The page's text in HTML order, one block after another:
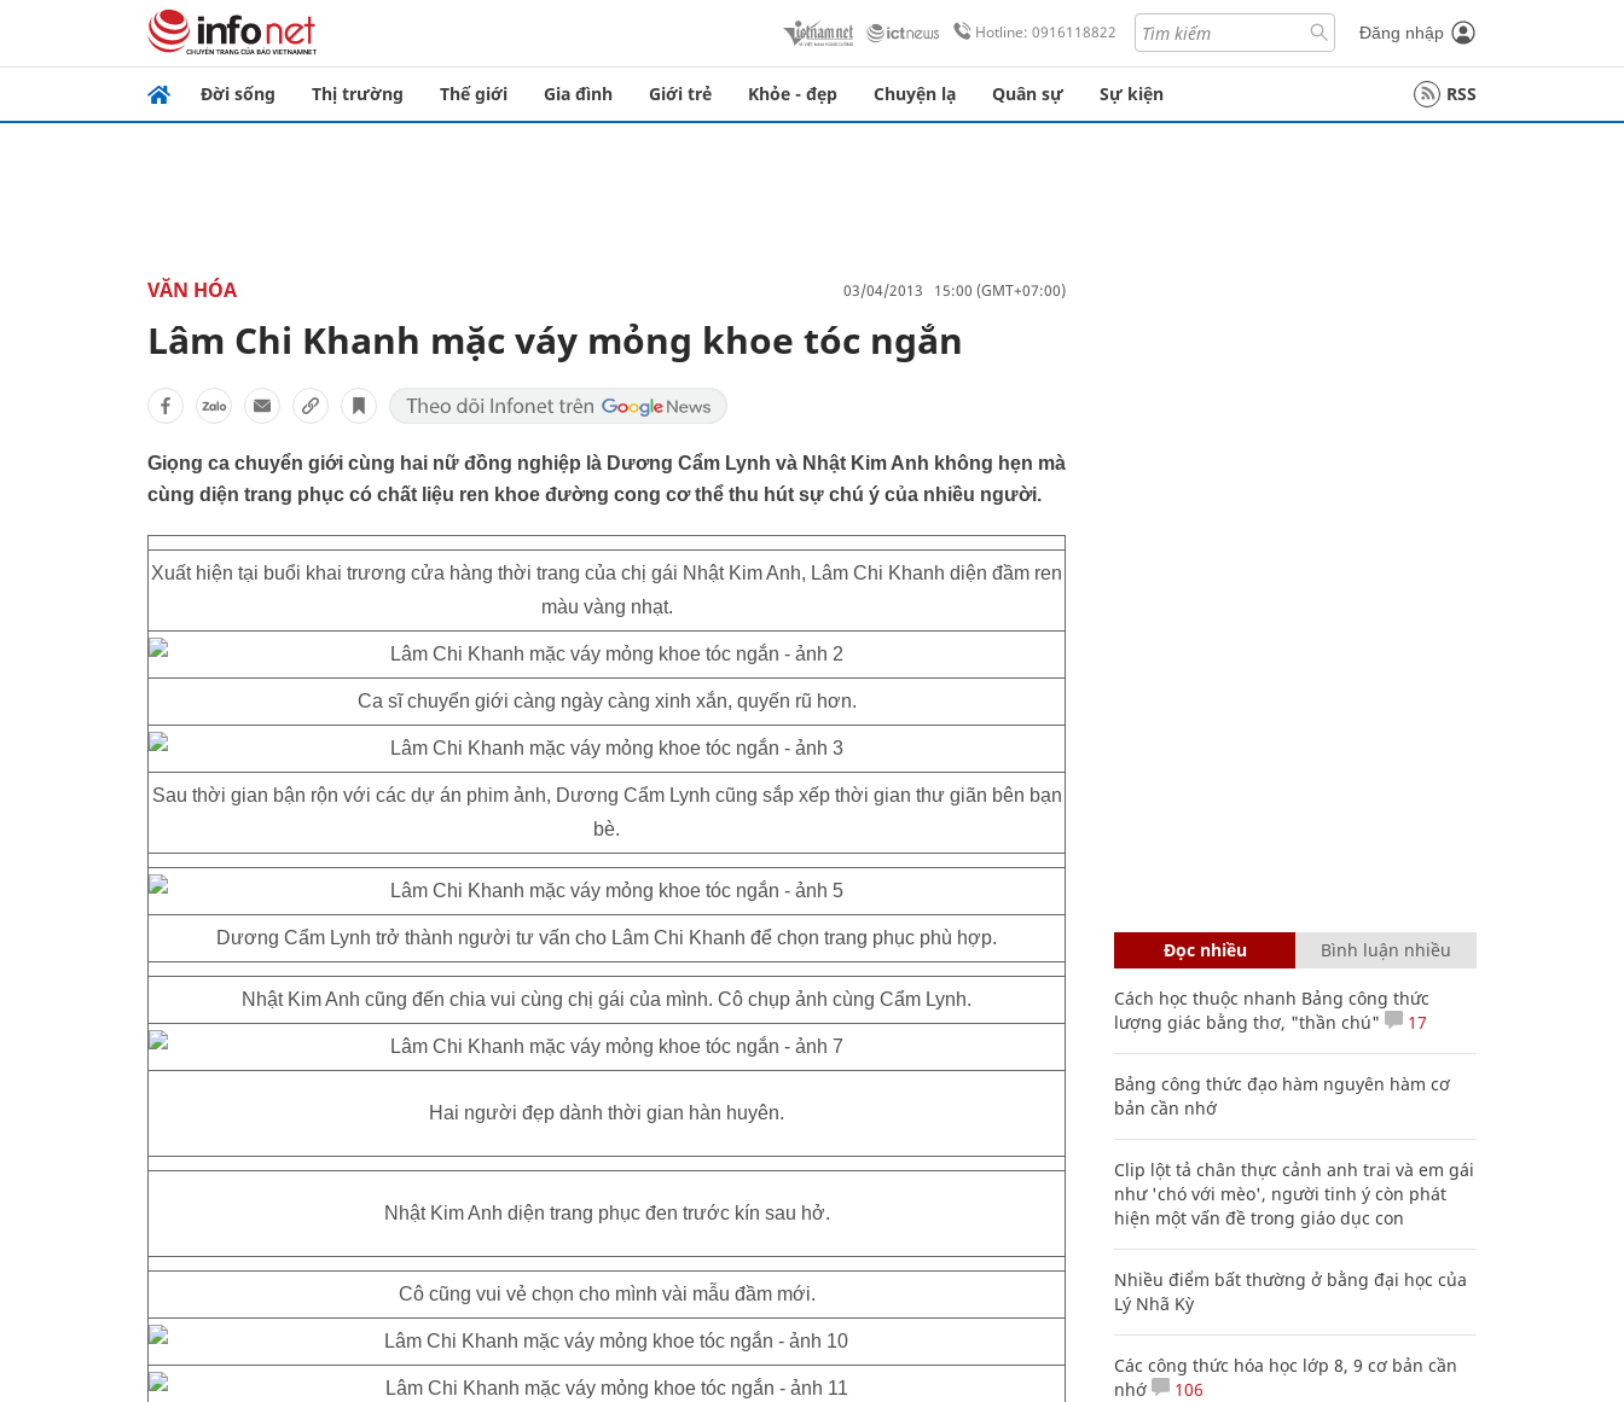
Hotline: 0916118822 Đăng nhập
Đời sống Thị trường Thế giới Gia đình Giới trẻ Khỏe - đẹp Chuyện lạ Quân sự Sự kiện RSS
VĂN HÓA 03/04/2013 15:00 (GMT+07:00)
Lâm Chi Khanh mặc váy mỏng khoe tóc ngắn
Giọng ca chuyển giới cùng hai nữ đồng nghiệp là Dương Cẩm Lynh và Nhật Kim Anh không hẹn mà
cùng diện trang phục có chất liệu ren khoe đường cong cơ thể thu hút sự chú ý của nhiều người.
Xuất hiện tại buổi khai trương cửa hàng thời trang của chị gái Nhật Kim Anh, Lâm Chi Khanh diện đầm ren
màu vàng nhạt.
Ca sĩ chuyển giới càng ngày càng xinh xắn, quyến rũ hơn.
Sau thời gian bận rộn với các dự án phim ảnh, Dương Cẩm Lynh cũng sắp xếp thời gian thư giãn bên bạn
bè.
Dương Cẩm Lynh trở thành người tư vấn cho Lâm Chi Khanh để chọn trang phục phù hợp.
Nhật Kim Anh cũng đến chia vui cùng chị gái của mình. Cô chụp ảnh cùng Cẩm Lynh.
Hai người đẹp dành thời gian hàn huyên.
Nhật Kim Anh diện trang phục đen trước kín sau hở.
Cô cũng vui vẻ chọn cho mình vài mẫu đầm mới.
Đọc nhiều Bình luận nhiều
Cách học thuộc nhanh Bảng công thức
lượng giác bằng thơ, "thần chú"
17
Bảng công thức đạo hàm nguyên hàm cơ
bản cần nhớ
Clip lột tả chân thực cảnh anh trai và em gái
như 'chó với mèo', người tinh ý còn phát
hiện một vấn đề trong giáo dục con
Nhiều điểm bất thường ở bằng đại học của
Lý Nhã Kỳ
Các công thức hóa học lớp 8, 9 cơ bản cần
nhớ
106